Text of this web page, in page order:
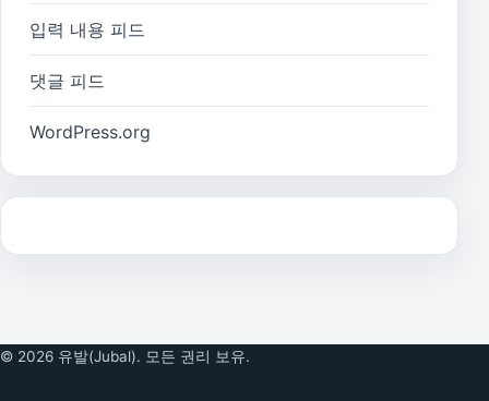
입력 내용 피드
댓글 피드
WordPress.org
© 2026 유발(Jubal). 모든 권리 보유.